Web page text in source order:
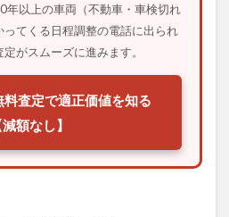
以上の車両（不動車・車検切れ
ってくる日程調整の電話に出られ
がスムーズに進みます。
査定で適正価値を知る
減額なし】